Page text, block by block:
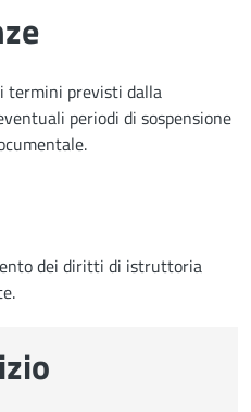
termini previsti dalla
periodi di sospensione
dei diritti di istruttoria